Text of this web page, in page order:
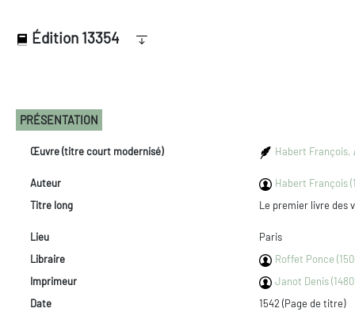
Édition 13354
PRÉSENTATION
Œuvre (titre court modernisé) Habert François,
Auteur
Habert François
Titre long
Le premier livre des
Lieu
Paris
Libraire
Roffet Ponce
Imprimeur
Janot Denis
Date
1542 (Page de titre)